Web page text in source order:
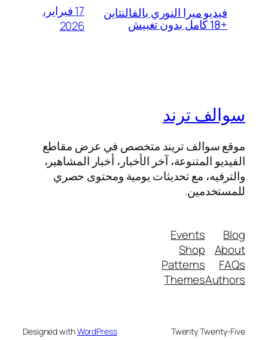
فيديو ميرا النوري بالفالنتاين
+18 كامل بدون تغبيش
17 فبراير،
2026
سوالف ترند
موقع سوالف تريند متخصص في عرض مقاطع
الفيديو المتنوعة، آخر الأخبار، أخبار المشاهير،
والترفيه، مع تحديثات يومية ومحتوى حصري
للمستخدمين.
Blog
About
FAQs
Authors
Events
Shop
Patterns
Themes
Twenty Twenty-Five
Designed withWordPress